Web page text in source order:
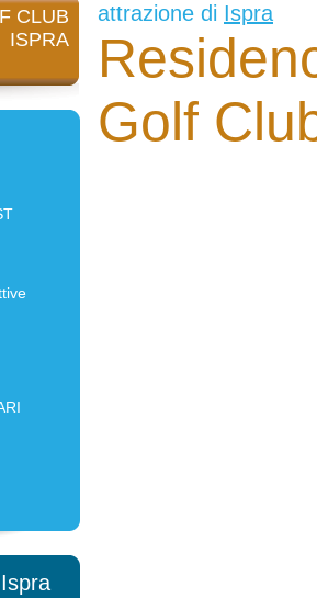
CLUB
ISPRA
attrazione di Ispra
Golf